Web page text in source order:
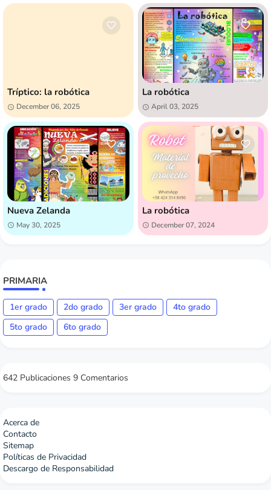
Tríptico: la robótica
December 06, 2025
La robótica
April 03, 2025
Nueva Zelanda
May 30, 2025
La robótica
December 07, 2024
PRIMARIA
1er grado 2do grado 3er grado
4to grado
5to grado
6to grado
642 Publicaciones 9 Comentarios
Acerca de
Contacto
Sitemap
Políticas de Privacidad
Descargo de Responsabilidad